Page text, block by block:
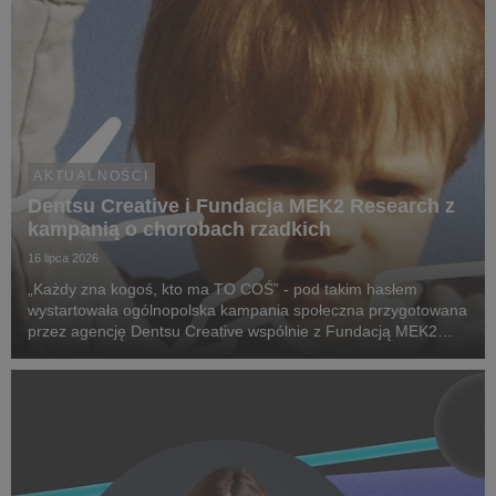
AKTUALNOŚCI
Dentsu Creative i Fundacja MEK2 Research z
kampanią o chorobach rzadkich
16 lipca 2026
„Każdy zna kogoś, kto ma TO COŚ” - pod takim hasłem
wystartowała ogólnopolska kampania społeczna przygotowana
przez agencję Dentsu Creative wspólnie z Fundacją MEK2
chorób rzadkich, zwrócenie uwagi na problemy pac...